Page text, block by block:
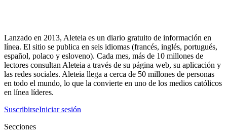
Lanzado en 2013, Aleteia es un diario gratuito de información en
línea. El sitio se publica en seis idiomas (francés, inglés, portugués,
español, polaco y esloveno). Cada mes, más de 10 millones de
lectores consultan Aleteia a través de su página web, su aplicación y
las redes sociales. Aleteia llega a cerca de 50 millones de personas
en todo el mundo, lo que la convierte en uno de los medios católicos
en línea líderes.
SuscribirseIniciar sesión
Secciones